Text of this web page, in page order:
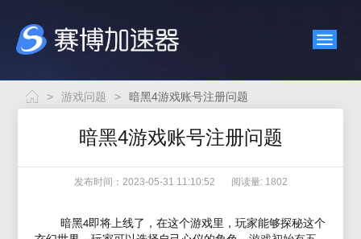
> 游戏问题 > 暗黑4游戏账号注册问题
暗黑4游戏账号注册问题
发布时间：2023-05-31 11:10:52 阅读量: 1802
暗黑4即将上线了，在这个游戏里，玩家能够探秘这个